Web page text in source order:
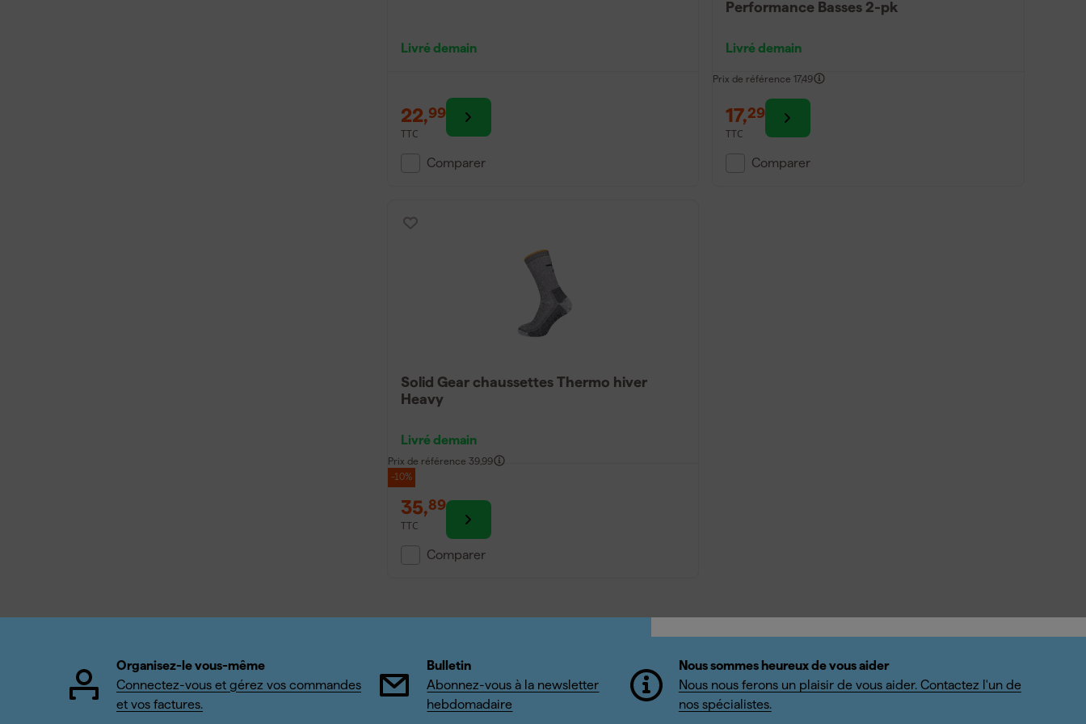
Livré demain
22,99
TTC
Comparer
Performance Basses 2-pk
Livré demain
Prix de référence 17,49
17,29
TTC
Comparer
Solid Gear chaussettes Thermo hiver
Heavy
Livré demain
Prix de référence 39,99
-10%
35,89
TTC
Comparer
Organisez-le vous-même
Connectez-vous et gérez vos commandes
et vos factures.
Bulletin
Abonnez-vous à la newsletter
hebdomadaire
Nous sommes heureux de vous aider
Nous nous ferons un plaisir de vous aider. Contactez l'un de
nos spécialistes.